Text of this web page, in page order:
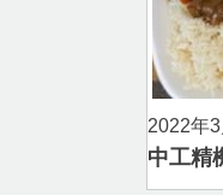
2022年3
中工精